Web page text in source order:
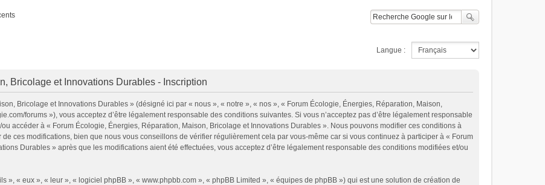
Langue :
Bricolage et Innovations Durables - Inscription
Bricolage et Innovations Durables » (désigné ici par « nous », « notre », « nos », « Forum Écologie, Énergies, Réparation, Maison,
forums »), vous acceptez d’être légalement responsable des conditions suivantes. Si vous n’acceptez pas d’être légalement responsable
accéder à « Forum Écologie, Énergies, Réparation, Maison, Bricolage et Innovations Durables ». Nous pouvons modifier ces conditions à
ces modifications, bien que nous vous conseillons de vérifier régulièrement cela par vous-même car si vous continuez à participer à « Forum
Durables » après que les modifications aient été effectuées, vous acceptez d’être légalement responsable des conditions modifiées et/ou
», « eux », « leur », « logiciel phpBB », « www.phpbb.com », « phpBB Limited », « équipes de phpBB ») qui est une solution de création de